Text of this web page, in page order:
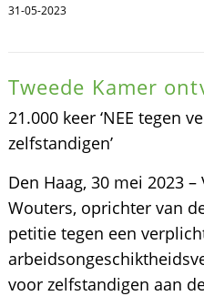
31-05-2023
Tweede Kamer
21.000 keer ‘NEE tegen
zelfstandigen’
Den Haag, 30 mei 2023
Wouters, oprichter van
petitie tegen een
voor zelfstandigen aan